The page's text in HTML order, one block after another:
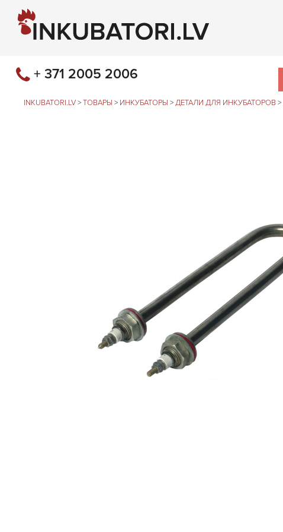
+ 371 2005 2006
INKUBATORI.LV > ТОВАРЫ > ИНКУБАТОРЫ > ДЕТАЛИ ДЛЯ ИНКУБАТОРОВ >